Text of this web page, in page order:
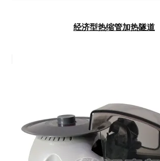
经济型热缩管加热隧道